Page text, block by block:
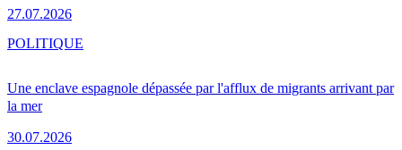
27.07.2026
Une enclave espagnole dépassée par l'afflux de migrants arrivant par
la mer
30.07.2026
POLITIQUE